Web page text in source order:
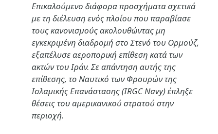
Επικαλούμενο διάφορα προσχήματα σχετικά
με τη διέλευση ενός πλοίου που παραβίασε
τους κανονισμούς ακολουθώντας μη
εγκεκριμένη διαδρομή στο Στενό του Ορμούζ,
εξαπέλυσε αεροπορική επίθεση κατά των
ακτών του Ιράν. Σε απάντηση αυτής της
επίθεσης, το Ναυτικό των Φρουρών της
Ισλαμικής Επανάστασης (IRGC Navy) έπληξε
θέσεις του αμερικανικού στρατού στην
περιοχή.